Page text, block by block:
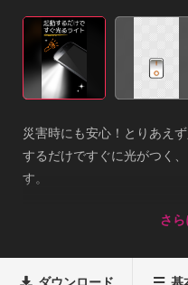
災害時にも安心！とりあえ
するだけですぐに光がつく
す。
さ